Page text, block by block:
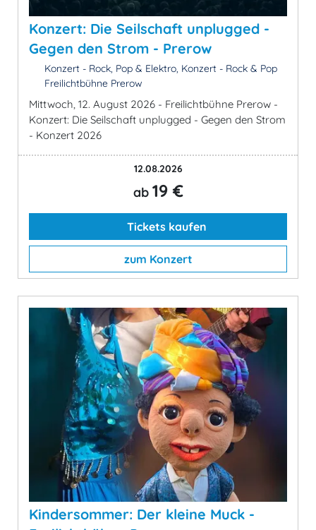
Konzert: Die Seilschaft unplugged -
Gegen den Strom - Prerow
Konzert - Rock, Pop & Elektro, Konzert - Rock & Pop
Freilichtbühne Prerow
Mittwoch, 12. August 2026 - Freilichtbühne Prerow -
Konzert: Die Seilschaft unplugged - Gegen den Strom
- Konzert 2026
12.08.2026
ab 19 €
Tickets kaufen
zum Konzert
Kindersommer: Der kleine Muck -